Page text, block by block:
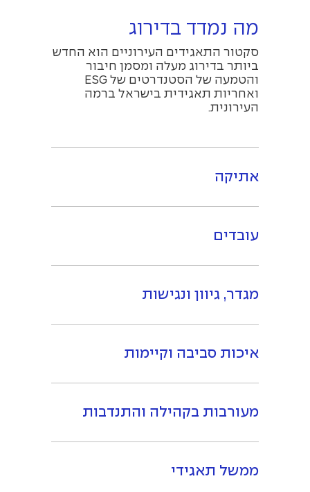
מה נמדד בדירוג
סקטור התאגידים העירוניים הוא החדש
ביותר בדירוג מעלה ומסמן חיבור
והטמעה של הסטנדרטים של ESG
ואחריות תאגידית בישראל ברמה
העירונית.
אתיקה
עובדים
מגדר, גיוון ונגישות
איכות סביבה וקיימות
מעורבות בקהילה והתנדבות
ממשל תאגידי